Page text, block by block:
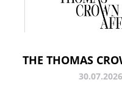
THE THOMAS
30.07.2026